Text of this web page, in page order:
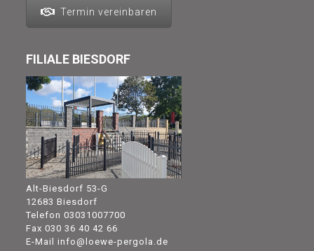
Termin vereinbaren
FILIALE BIESDORF
Alt-Biesdorf 53-G
12683 Biesdorf
Telefon 03031007700
Fax 030 36 40 42 66
E-Mail info@loewe-pergola.de